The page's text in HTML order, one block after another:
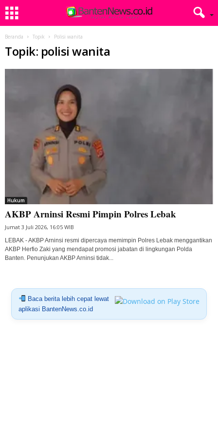
Beranda Topik Polisi wanita
Topik: polisi wanita
Hukum
AKBP Arninsi Resmi Pimpin Polres Lebak
Jumat 3 Juli 2026, 16:05 WIB
LEBAK - AKBP Arninsi resmi dipercaya memimpin Polres Lebak menggantikan
AKBP Herfio Zaki yang mendapat promosi jabatan di lingkungan Polda
Banten. Penunjukan AKBP Arninsi tidak...
Baca berita lebih cepat lewat
aplikasi BantenNews.co.id